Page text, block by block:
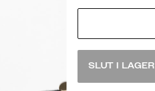
SLUT I LAGER